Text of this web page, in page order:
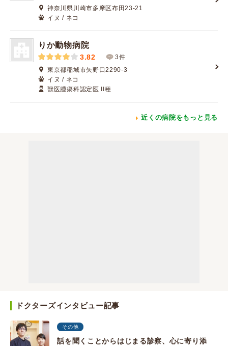
神奈川県川崎市多摩区布田23-21
イヌ / ネコ
りか動物病院
3.82
3件
東京都稲城市矢野口2290-3
イヌ / ネコ
獣医腫瘍科認定医 II種
近くの病院をもっと見る
ドクターズインタビュー記事
その他
話を聞くことからはじまる診察、心に寄り添